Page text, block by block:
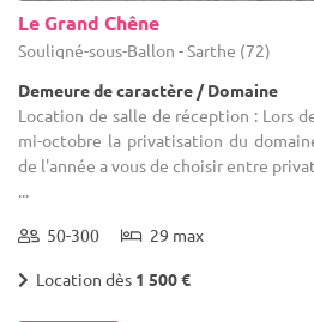
Le Grand Chêne
Souligné-sous-Ballon - Sarthe (72)
Demeure de caractère / Domaine
Location de salle de réception : Lors
mi-octobre la privatisation du
de l'année a vous de choisir entre
...
50-300 29 max
Location dès 1 500 €